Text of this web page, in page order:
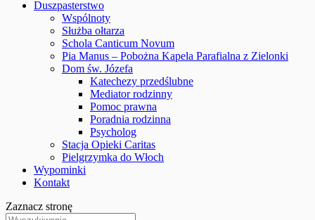
Duszpasterstwo
Wspólnoty
Służba ołtarza
Schola Canticum Novum
Pia Manus – Pobożna Kapela Parafialna z Zielonki
Dom św. Józefa
Katechezy przedślubne
Mediator rodzinny
Pomoc prawna
Poradnia rodzinna
Psycholog
Stacja Opieki Caritas
Pielgrzymka do Włoch
Wypominki
Kontakt
Zaznacz stronę